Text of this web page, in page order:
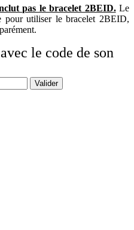
pas le bracelet 2BEID.Le
utiliser le bracelet 2BEID,
le code de son
Valider